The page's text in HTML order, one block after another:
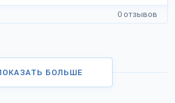
0 отзывов
БОЛЬШЕ